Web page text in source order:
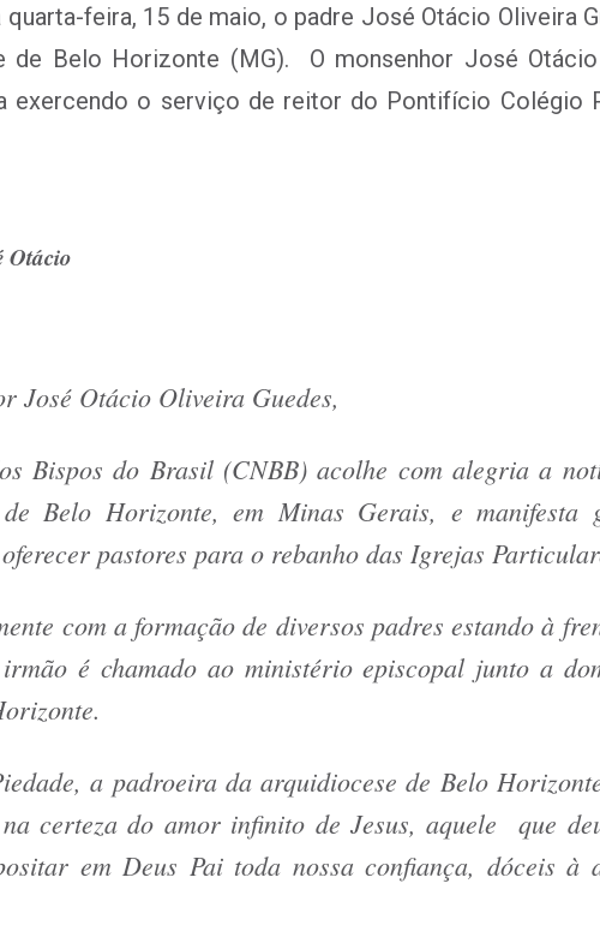
feira, 15 de maio, o padre José Otácio Oliveira
de Belo Horizonte (MG). O monsenhor José
exercendo o serviço de reitor do Pontifício Colégio
Otácio
José Otácio Oliveira Guedes,
Bispos do Brasil (CNBB) acolhe com alegria a
Belo Horizonte, em Minas Gerais, e manifesta
pastores para o rebanho das Igrejas
com a formação de diversos padres estando à
é chamado ao ministério episcopal junto a
a padroeira da arquidiocese de Belo
certeza do amor infinito de Jesus, aquele que
em Deus Pai toda nossa confiança, dóceis